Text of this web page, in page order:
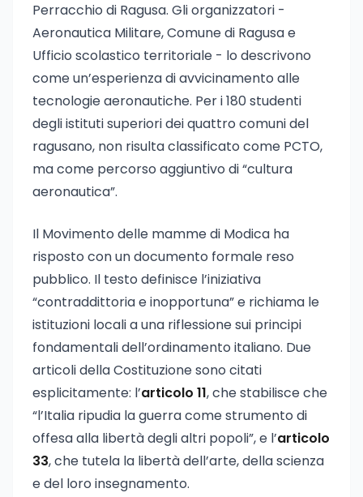
Perracchio di Ragusa. Gli organizzatori -
Aeronautica Militare, Comune di Ragusa e
Ufficio scolastico territoriale - lo descrivono
come un’esperienza di avvicinamento alle
tecnologie aeronautiche. Per i 180 studenti
degli istituti superiori dei quattro comuni del
ragusano, non risulta classificato come PCTO,
ma come percorso aggiuntivo di “cultura
aeronautica”.
Il Movimento delle mamme di Modica ha
risposto con un documento formale reso
pubblico. Il testo definisce l’iniziativa
“contraddittoria e inopportuna” e richiama le
istituzioni locali a una riflessione sui principi
fondamentali dell’ordinamento italiano. Due
articoli della Costituzione sono citati
esplicitamente: l’articolo 11, che stabilisce che
“l’Italia ripudia la guerra come strumento di
offesa alla libertà degli altri popoli”, e l’articolo
33, che tutela la libertà dell’arte, della scienza
e del loro insegnamento.